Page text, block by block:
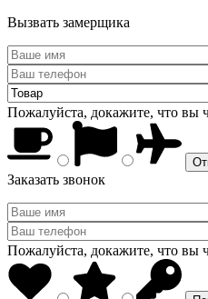
Вызвать замерщика
Пожалуйста, докажите, что вы
Заказать звонок
Пожалуйста, докажите, что вы